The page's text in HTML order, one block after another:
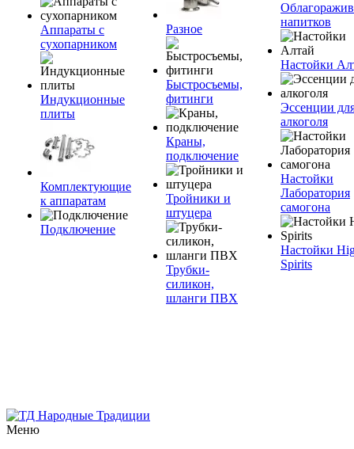
Аппараты с
сухопарником
Индукционные
плиты
Комплектующие
к аппаратам
Подключение
Разное
Быстросъемы,
фитинги
Краны,
подключение
Тройники и
штуцера
Трубки-
силикон,
шланги ПВХ
напитков
Настойки
Эссенции
алкоголя
Настойки
Лаборатория
самогона
Настойки
Spirits
Меню